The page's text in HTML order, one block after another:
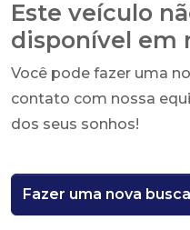
Este veículo
disponível em
Você pode fazer uma
contato com nossa
dos seus sonhos!
Fazer uma nova busca